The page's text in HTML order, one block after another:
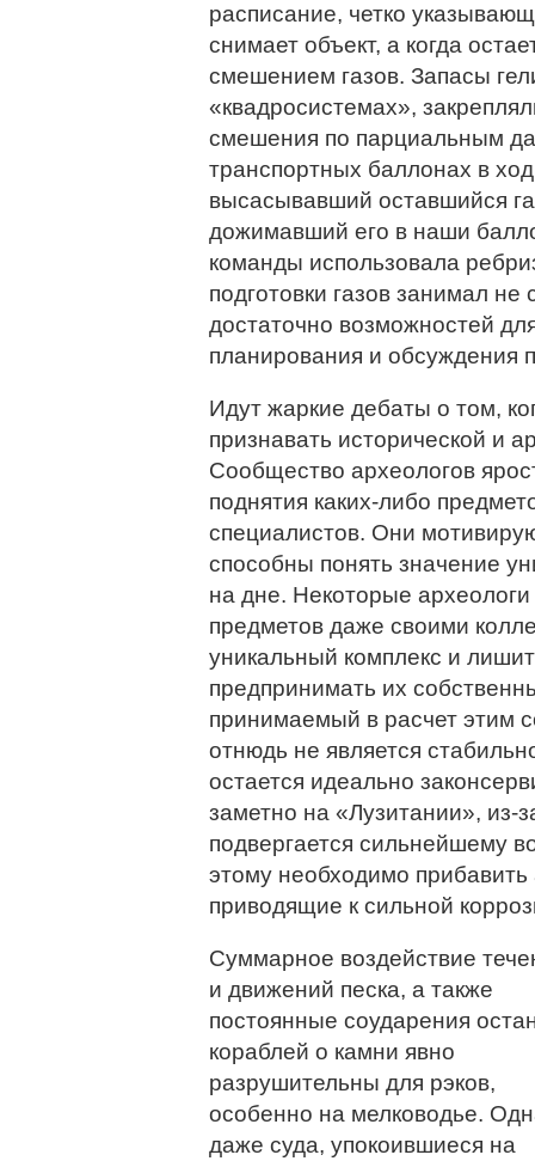
расписание, четко
снимает объект, а когда
смешением газов. Запасы
«квадросистемах»,
смешения по парциальным
транспортных баллонах в
высасывавший оставшийся
дожимавший его в наши
команды использовала
подготовки газов занимал
достаточно возможностей
планирования и обсуждения
Идут жаркие дебаты о том,
признавать исторической и
Сообщество археологов
поднятия каких-либо
специалистов. Они
способны понять значение
на дне. Некоторые
предметов даже своими
уникальный комплекс и
предпринимать их
принимаемый в расчет этим
отнюдь не является
остается идеально
заметно на «Лузитании», из-
подвергается сильнейшему
этому необходимо
приводящие к сильной
Суммарное воздействие
и движений песка, а также
постоянные соударения
кораблей о камни явно
разрушительны для рэков,
особенно на мелководье.
даже суда, упокоившиеся на